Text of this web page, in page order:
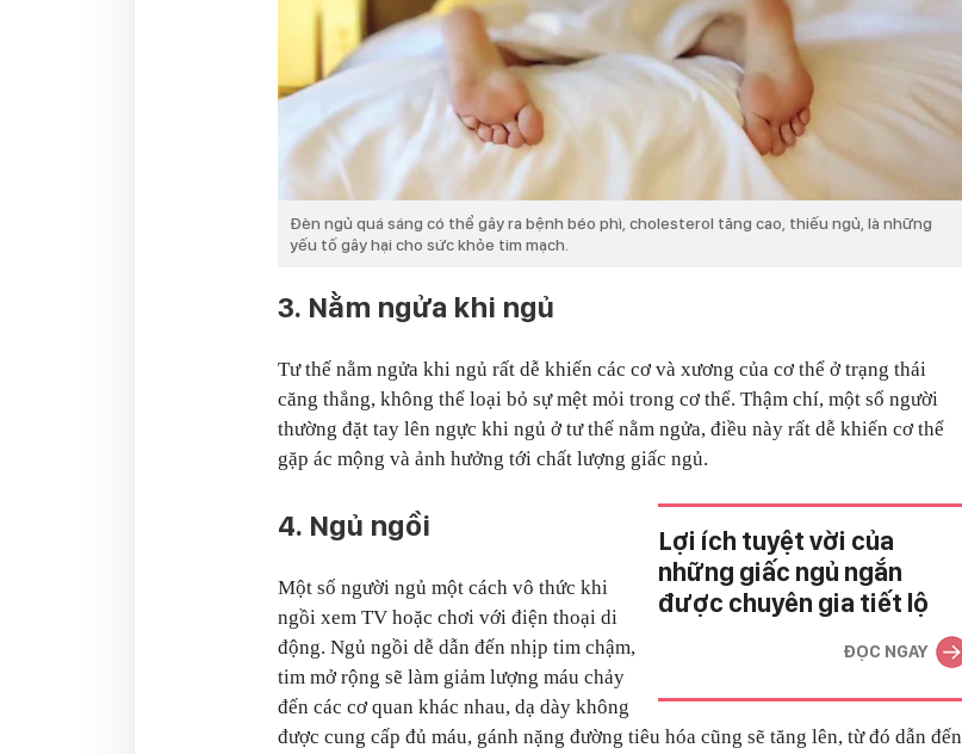
Đèn ngủ quá sáng có thể gây ra bệnh béo phì, cholesterol tăng cao, thiếu ngủ, là những
yếu tố gây hại cho sức khỏe tim mạch.
3. Nằm ngửa khi ngủ
Tư thế nằm ngửa khi ngủ rất dễ khiến các cơ và xương của cơ thể ở trạng thái
căng thẳng, không thể loại bỏ sự mệt mỏi trong cơ thể. Thậm chí, một số người
thường đặt tay lên ngực khi ngủ ở tư thế nằm ngửa, điều này rất dễ khiến cơ thể
gặp ác mộng và ảnh hưởng tới chất lượng giấc ngủ.
Lợi ích tuyệt vời của
những giấc ngủ ngắn
được chuyên gia tiết lộ
ĐỌC NGAY
4. Ngủ ngồi
Một số người ngủ một cách vô thức khi
ngồi xem TV hoặc chơi với điện thoại di
động. Ngủ ngồi dễ dẫn đến nhịp tim chậm,
tim mở rộng sẽ làm giảm lượng máu chảy
đến các cơ quan khác nhau, dạ dày không
được cung cấp đủ máu, gánh nặng đường tiêu hóa cũng sẽ tăng lên, từ đó dẫn đến